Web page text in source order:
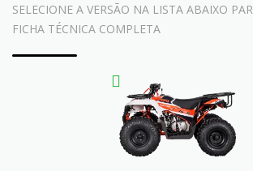
SELECIONE A VERSÃO NA LISTA ABAIXO
FICHA TÉCNICA COMPLETA